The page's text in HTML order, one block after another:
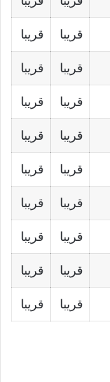
قريبا قريبا
قريبا قريبا
قريبا قريبا
قريبا قريبا
قريبا قريبا
قريبا قريبا
قريبا قريبا
قريبا قريبا
قريبا قريبا